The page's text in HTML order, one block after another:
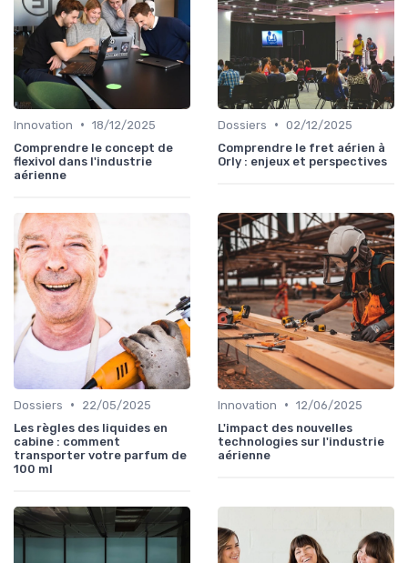
Innovation • 18/12/2025
Comprendre le concept de
flexivol dans l'industrie
aérienne
Dossiers • 02/12/2025
Comprendre le fret aérien à
Orly : enjeux et perspectives
Dossiers •
22/05/2025
Les règles des liquides en
cabine : comment
transporter votre parfum de
100 ml
Innovation • 12/06/2025
L'impact des nouvelles
technologies sur l'industrie
aérienne